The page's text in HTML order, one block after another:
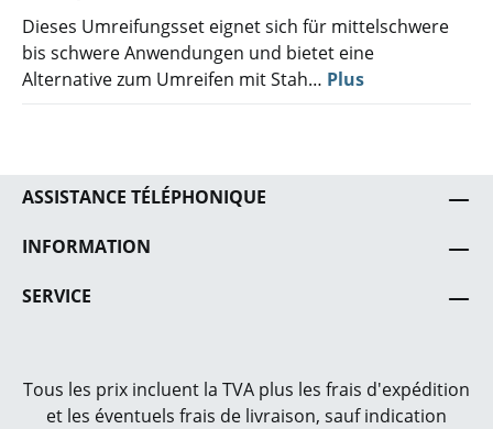
Dieses Umreifungsset eignet sich für mittelschwere
bis schwere Anwendungen und bietet eine
Alternative zum Umreifen mit Stah… Plus
ASSISTANCE TÉLÉPHONIQUE
INFORMATION
SERVICE
Tous les prix incluent la TVA plus les frais d'expédition
et les éventuels frais de livraison, sauf indication